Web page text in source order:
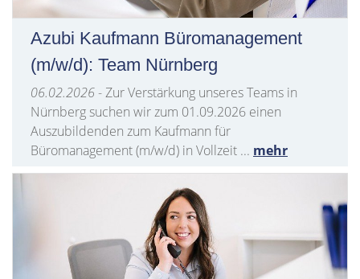
Azubi Kaufmann Büromanagement
(m/w/d): Team Nürnberg
06.02.2026- Zur Verstärkung unseres Teams in
Nürnberg suchen wir zum 01.09.2026 einen
Auszubildenden zum Kaufmann für
Büromanagement (m/w/d) in Vollzeit ... mehr